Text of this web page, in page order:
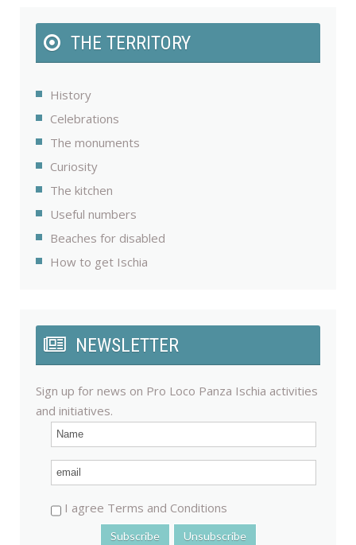
THE TERRITORY
History
Celebrations
The monuments
Curiosity
The kitchen
Useful numbers
Beaches for disabled
How to get Ischia
NEWSLETTER
Sign up for news on Pro Loco Panza Ischia activities
and initiatives.
I agree Terms and Conditions